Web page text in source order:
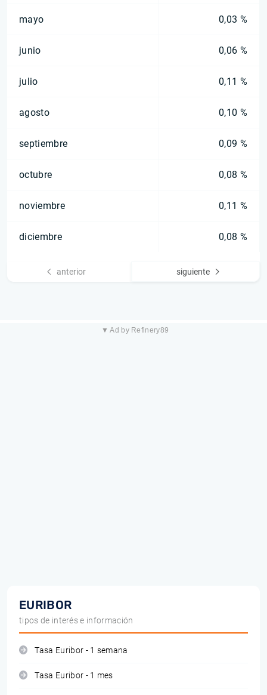
mayo 0,03 %
junio 0,06 %
julio 0,11 %
agosto 0,10 %
septiembre 0,09 %
octubre 0,08 %
noviembre 0,11 %
diciembre 0,08 %
anterior siguiente
▼ Ad by Refinery89
EURIBOR
tipos de interés e información
Tasa Euribor - 1 semana
Tasa Euribor - 1 mes